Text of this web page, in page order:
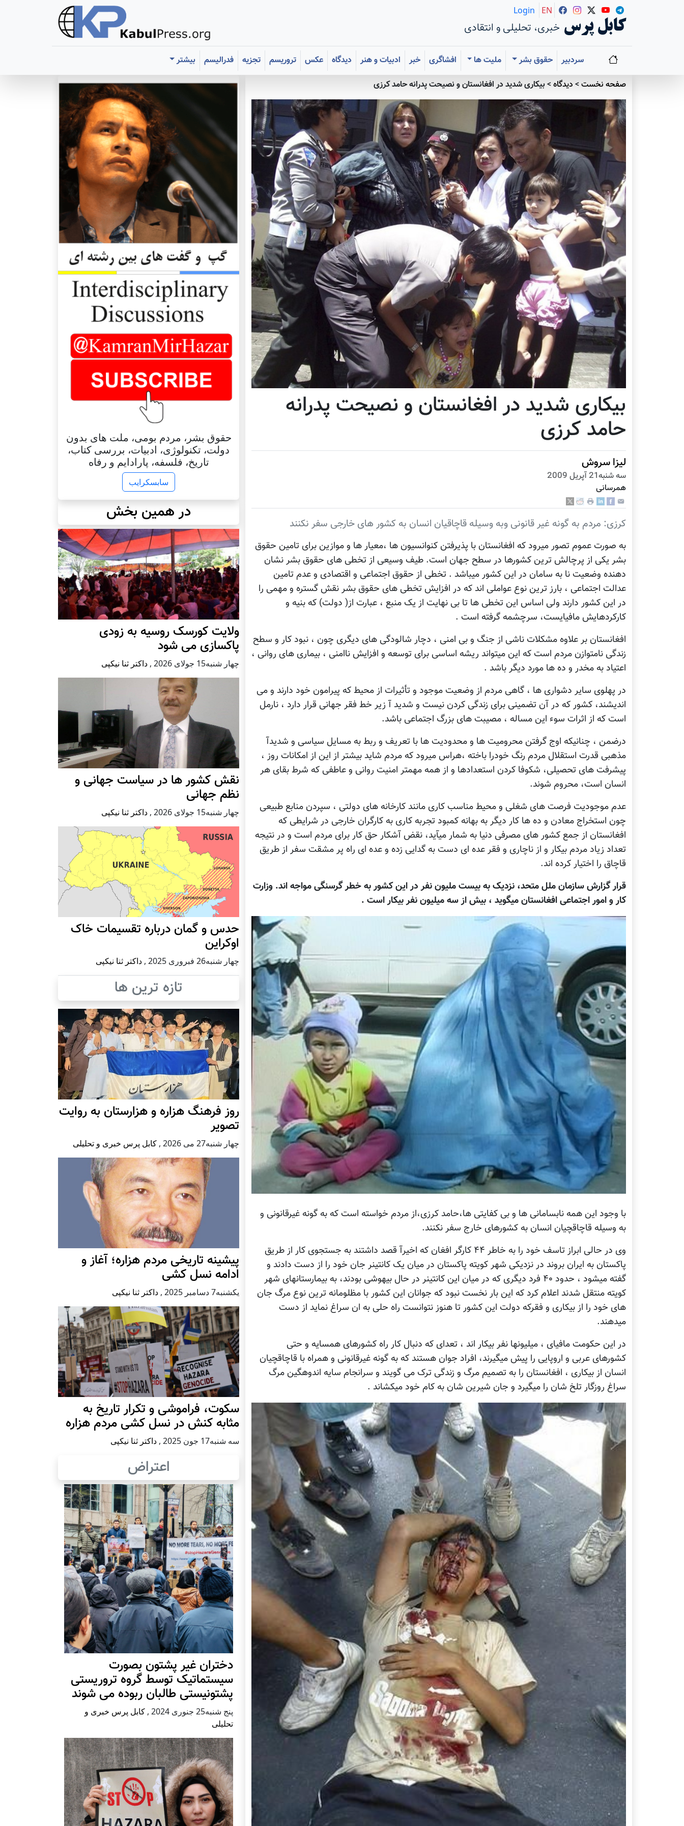
کابل پرس خبری، تحلیلی و انتقادی
Login EN
سردبیر حقوق بشر ملیت ها افشاگری خبر ادبیات و هنر دیدگاه عکس تروریسم تجزیه فدرالیسم
بیشتر
صفحه نخست> دیدگاه>بیکاری شدید در افغانستان و نصیحت پدرانه حامد کرزی
بیکاری شدید در افغانستان و نصیحت پدرانه
حامد کرزی
لیزا سروش
سه شنبه21 آپریل 2009
همرسانی
کرزی: مردم به گونه غیر قانونی وبه وسیله قاچاقیان انسان به کشور های خارجی سفر نکنند
به صورت عموم تصور میرود که افغانستان با پذیرفتن کنوانسیون ها ،معیار ها و موازین برای تامین حقوق
بشر یکی از پرچالش ترین کشورها در سطح جهان است. طیف وسیعی از تخطی های حقوق بشر نشان
دهنده وضعیت نا به سامان در این کشور میباشد . تخطی از حقوق اجتماعی و اقتصادی و عدم تامین
عدالت اجتماعی ، بارز ترین نوع عواملی اند که در افزایش تخطی های حقوق بشر نقش گستره و مهمی را
در این کشور دارند ولی اساس این تخطی ها تا بی نهایت از یک منبع ، عبارت از( دولت) که بنیه و
کارکردهایش مافیایست، سرچشمه گرفته است .
افغانستان بر علاوه مشکلات ناشی از جنگ و بی امنی ، دچار شالودگی های دیگری چون ، نبود کار و سطح
زندگی نامتوازن مردم است که این میتواند ریشه اساسی برای توسعه و افزایش ناامنی ، بیماری های روانی ،
اعتیاد به مخدر و ده ها مورد دیگر باشد .
در پهلوی سایر دشواری ها ، گاهی مردم از وضعیت موجود و تأثیرات از محیط که پیرامون خود دارند و می
اندیشند، کشور که در آن تضمینی برای زندگی کردن نیست و شدید آ زیر خط فقر جهانی قرار دارد ، نارمل
است که از اثرات سوء این مساله ، مصیبت های بزرگ اجتماعی باشد.
درضمن ، چنانیکه اوج گرفتن محرومیت ها و محدودیت ها با تعریف و ربط به مسایل سیاسی و شدیدآ
مذهبی قدرت استقلال مردم رنگ خودرا باخته ،هراس میرود که مردم شاید بیشتر از این از امکانات روز ،
پیشرفت های تحصیلی، شکوفا کردن استعدادها و از همه مهمتر امنیت روانی و عاطفی که شرط بقای هر
انسان است، محروم شوند.
عدم موجودیت فرصت های شغلی و محیط مناسب کاری مانند کارخانه های دولتی ، سپردن منابع طبیعی
چون استخراج معادن و ده ها کار دیگر به بهانه کمبود تجربه کاری به کارگران خارجی در شرایطی که
افغانستان از جمع کشور های مصرفی دنیا به شمار میآید، نقض آشکار حق کار برای مردم است و در نتیجه
تعداد زیاد مردم بیکار و از ناچاری و فقر عده ای دست به گدایی زده و عده ای راه پر مشقت سفر از طریق
قاچاق را اختیار کرده اند.
قرار گزارش سازمان ملل متحد، نزدیک به بیست ملیون نفر در این کشور به خطر گرسنگی مواجه اند. وزارت
کار و امور اجتماعی افغانستان میگوید ، بیش از سه میلیون نفر بیکار است .
با وجود این همه نابسامانی ها و بی کفایتی ها،حامد کرزی،از مردم خواسته است که به گونه غیرقانونی و
به وسیله قاچاقچیان انسان به کشورهای خارج سفر نکنند.
وی در حالی ابراز تاسف خود را به خاطر ۴۴ کارگر افغان که اخیرآ قصد داشتند به جستجوی کار از طریق
پاکستان به ایران بروند در نزدیکی شهر کویته پاکستان در میان یک کانتینر جان خود را از دست دادند و
گفته میشود ، حدود ۴۰ فرد دیگری که در میان این کانتینر در حال بیهوشی بودند، به بیمارستانهای شهر
کویته منتقل شدند اعلام کرد که این بار نخست نبود که جوانان این کشور با مظلومانه ترین نوع مرگ جان
های خود را از بیکاری و فقرکه دولت این کشور تا هنوز نتوانست راه حلی به ان سراغ نماید از دست
میدهند.
در این حکومت مافیای ، میلیونها نفر بیکار اند ، تعدای که دنبال کار راه کشورهای همسایه و حتی
کشورهای عربی و اروپایی را پیش میگیرند، افراد جوان هستند که به گونه غیرقانونی و همراه با قاچاقچیان
انسان از بیکاری ، افغانستان را به تصمیم مرگ و زندگی ترک می گویند و سرانجام سایه اندوهگین مرگ
سراغ روزگار تلخ شان را میگیرد و جان شیرین شان به کام خود میکشاند .
حقوق بشر، مردم بومی، ملت های بدون
دولت، تکنولوژی، ادبیات، بررسی کتاب،
تاریخ، فلسفه، پارادایم و رفاه
سابسکرایب
در همین بخش
ولایت کورسک روسیه به زودی
پاکسازی می شود
چهار شنبه15 جولای 2026 , داکتر ثنا نیکپی
نقش کشور ها در سیاست جهانی و
نظم جهانی
چهار شنبه15 جولای 2026 , داکتر ثنا نیکپی
حدس و گمان درباره تقسیمات خاک
اوکراین
چهار شنبه26 فبروری 2025 , داکتر ثنا نیکپی
تازه ترین ها
روز فرهنگ هزاره و هزارستان به روایت
تصویر
چهار شنبه27 می 2026 , کابل پرس خبری و تحلیلی
پيشينه تاريخی مردم هزاره؛ آغاز و
ادامه نسل کشی
يكشنبه7 دسامبر 2025 , داکتر ثنا نیکپی
سکوت، فراموشی و تکرار تاريخ به
مثابه کنش در نسل کشی مردم هزاره
سه شنبه17 جون 2025 , داکتر ثنا نیکپی
اعتراض
دختران غیر پشتون بصورت
سیستماتیک توسط گروه تروریستی
پشتونیستی طالبان ربوده می شوند
پنج شنبه25 جنوری 2024 , کابل پرس خبری و
تحلیلی